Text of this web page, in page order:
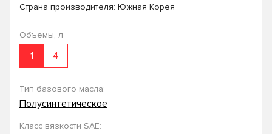
Страна производителя: Южная Корея
Объемы, л
1 4
Тип базового масла:
Полусинтетическое
Класс вязкости SAE: